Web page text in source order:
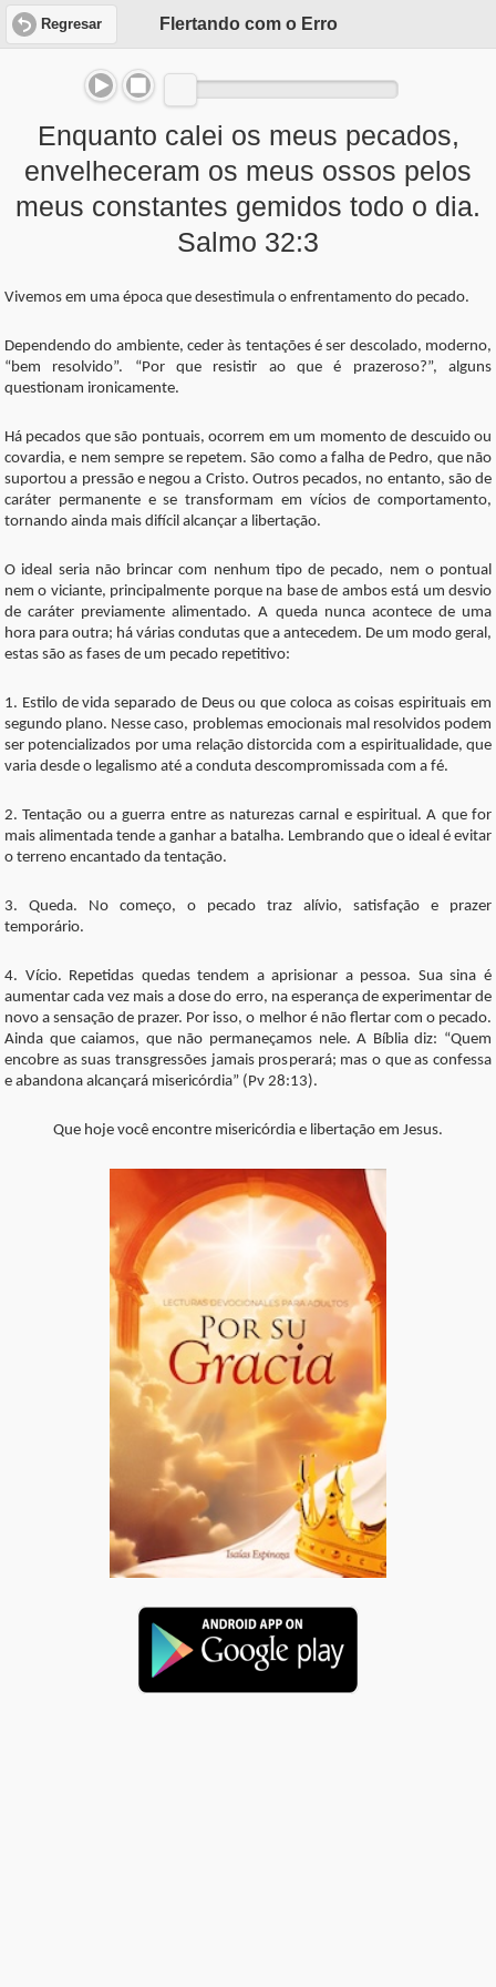
Regresar Flertando com o Erro
Enquanto calei os meus pecados,
envelheceram os meus ossos pelos
meus constantes gemidos todo o dia.
Salmo 32:3
Vivemos em uma época que desestimula o enfrentamento do pecado.
Dependendo do ambiente, ceder às tentações é ser descolado, moderno,
“bem resolvido”. “Por que resistir ao que é prazeroso?”, alguns
questionam ironicamente.
Há pecados que são pontuais, ocorrem em um momento de descuido ou
covardia, e nem sempre se repetem. São como a falha de Pedro, que não
suportou a pressão e negou a Cristo. Outros pecados, no entanto, são de
caráter permanente e se transformam em vícios de comportamento,
tornando ainda mais difícil alcançar a libertação.
O ideal seria não brincar com nenhum tipo de pecado, nem o pontual
nem o viciante, principalmente porque na base de ambos está um desvio
de caráter previamente alimentado. A queda nunca acontece de uma
hora para outra; há várias condutas que a antecedem. De um modo geral,
estas são as fases de um pecado repetitivo:
1. Estilo de vida separado de Deus ou que coloca as coisas espirituais em
segundo plano. Nesse caso, problemas emocionais mal resolvidos podem
ser potencializados por uma relação distorcida com a espiritualidade, que
varia desde o legalismo até a conduta descompromissada com a fé.
2. Tentação ou a guerra entre as naturezas carnal e espiritual. A que for
mais alimentada tende a ganhar a batalha. Lembrando que o ideal é evitar
o terreno encantado da tentação.
3. Queda. No começo, o pecado traz alívio, satisfação e prazer
temporário.
4. Vício. Repetidas quedas tendem a aprisionar a pessoa. Sua sina é
aumentar cada vez mais a dose do erro, na esperança de experimentar de
novo a sensação de prazer. Por isso, o melhor é não flertar com o pecado.
Ainda que caiamos, que não permaneçamos nele. A Bíblia diz: “Quem
encobre as suas transgressões jamais prosperará; mas o que as confessa
e abandona alcançará misericórdia” (Pv 28:13).
Que hoje você encontre misericórdia e libertação em Jesus.